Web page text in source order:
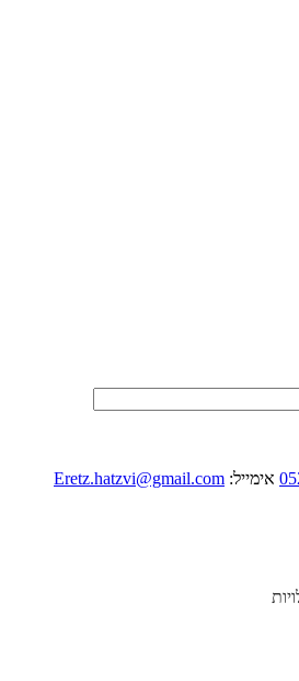
אימייל: Eretz.hatzvi@gmail.com